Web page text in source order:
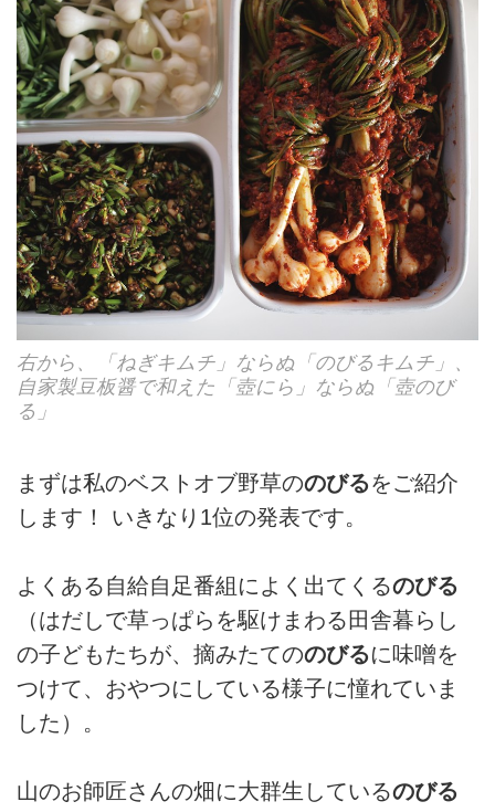
右から、「ねぎキムチ」ならぬ「のびるキムチ」、
自家製豆板醤で和えた「壺にら」ならぬ「壺のび
る」
まずは私のベストオブ野草ののびるをご紹介
します！ いきなり1位の発表です。
よくある自給自足番組によく出てくるのびる
（はだしで草っぱらを駆けまわる田舎暮らし
の子どもたちが、摘みたてののびるに味噌を
つけて、おやつにしている様子に憧れていま
した）。
山のお師匠さんの畑に大群生しているのびる